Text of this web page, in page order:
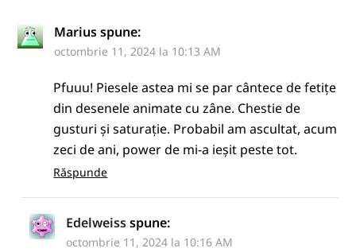
Marius spune:
octombrie 11, 2024 la 10:13 AM
Pfuuu! Piesele astea mi se par cântece de fetițe
din desenele animate cu zâne. Chestie de
gusturi și saturație. Probabil am ascultat, acum
zeci de ani, power de mi-a ieșit peste tot.
Răspunde
Edelweiss spune:
octombrie 11, 2024 la 10:16 AM